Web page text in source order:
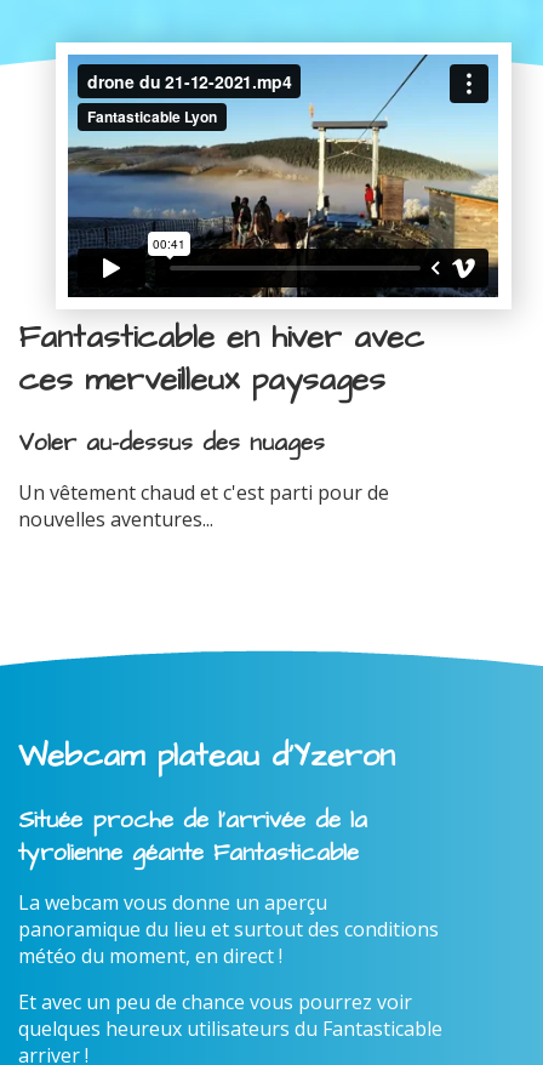
Fantasticable en hiver avec
ces merveilleux paysages
Voler au-dessus des nuages
Un vêtement chaud et c'est parti pour de
nouvelles aventures...
Webcam plateau d'Yzeron
Située proche de l'arrivée de la
tyrolienne géante Fantasticable
La webcam vous donne un aperçu
panoramique du lieu et surtout des conditions
météo du moment, en direct !
Et avec un peu de chance vous pourrez voir
quelques heureux utilisateurs du Fantasticable
arriver !